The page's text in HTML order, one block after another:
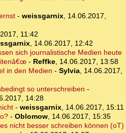
- weissgarnix, 14.06.2017,
11:42
, 14.06.2017, 12:42
sich journalistische Medien heute
- Reffke, 14.06.2017, 13:58
in den Medien - Sylvia, 14.06.2017,
so unterschreiben -
14:28
- weissgarnix, 14.06.2017, 15:11
- Oblomow, 14.06.2017, 15:35
nicht besser schreiben können (oT)